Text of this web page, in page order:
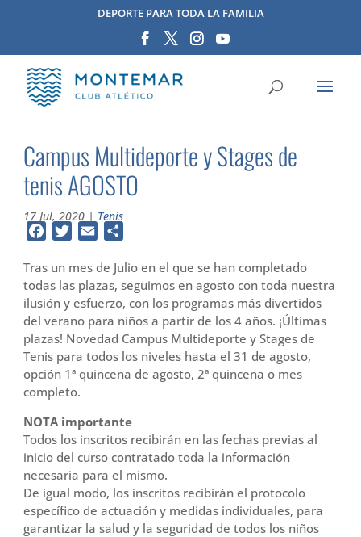
DEPORTE PARA TODA LA FAMILIA
Campus Multideporte y Stages de
tenis AGOSTO
17 Jul, 2020 | Tenis
FacebookTwitterEmail
Tras un mes de Julio en el que se han completado
todas las plazas, seguimos en agosto con toda nuestra
ilusión y esfuerzo, con los programas más divertidos
del verano para niños a partir de los 4 años. ¡Últimas
plazas! Novedad Campus Multideporte y Stages de
Tenis para todos los niveles hasta el 31 de agosto,
opción 1ª quincena de agosto, 2ª quincena o mes
completo.
NOTA importante
Todos los inscritos recibirán en las fechas previas al
inicio del curso contratado toda la información
necesaria para el mismo.
De igual modo, los inscritos recibirán el protocolo
específico de actuación y medidas individuales, para
garantizar la salud y la seguridad de todos los niños